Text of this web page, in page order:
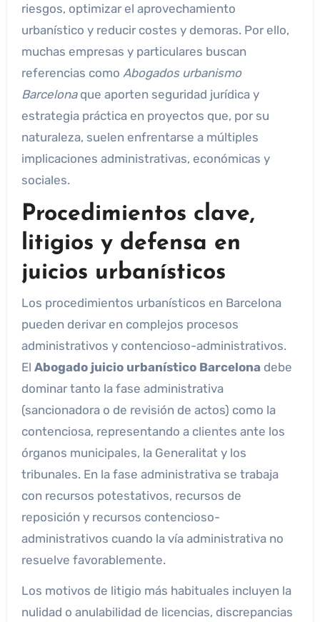
riesgos, optimizar el aprovechamiento
urbanístico y reducir costes y demoras. Por ello,
muchas empresas y particulares buscan
referencias como Abogados urbanismo
Barcelonaque aporten seguridad jurídica y
estrategia práctica en proyectos que, por su
naturaleza, suelen enfrentarse a múltiples
implicaciones administrativas, económicas y
sociales.
Procedimientos clave,
litigios y defensa en
juicios urbanísticos
Los procedimientos urbanísticos en Barcelona
pueden derivar en complejos procesos
administrativos y contencioso-administrativos.
El Abogado juicio urbanístico Barcelona debe
dominar tanto la fase administrativa
(sancionadora o de revisión de actos) como la
contenciosa, representando a clientes ante los
órganos municipales, la Generalitat y los
tribunales. En la fase administrativa se trabaja
con recursos potestativos, recursos de
reposición y recursos contencioso-
administrativos cuando la vía administrativa no
resuelve favorablemente.
Los motivos de litigio más habituales incluyen la
nulidad o anulabilidad de licencias, discrepancias